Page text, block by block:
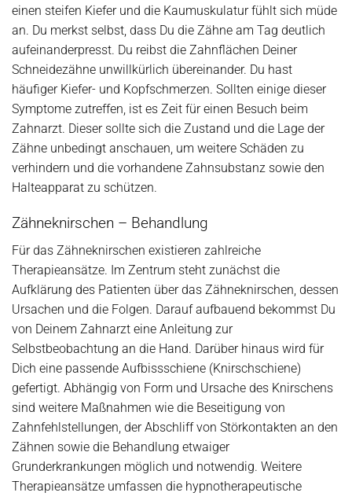
einen steifen Kiefer und die Kaumuskulatur fühlt sich müde
an. Du merkst selbst, dass Du die Zähne am Tag deutlich
aufeinanderpresst. Du reibst die Zahnflächen Deiner
Schneidezähne unwillkürlich übereinander. Du hast
häufiger Kiefer- und Kopfschmerzen. Sollten einige dieser
Symptome zutreffen, ist es Zeit für einen Besuch beim
Zahnarzt. Dieser sollte sich die Zustand und die Lage der
Zähne unbedingt anschauen, um weitere Schäden zu
verhindern und die vorhandene Zahnsubstanz sowie den
Halteapparat zu schützen.
Zähneknirschen – Behandlung
Für das Zähneknirschen existieren zahlreiche
Therapieansätze. Im Zentrum steht zunächst die
Aufklärung des Patienten über das Zähneknirschen, dessen
Ursachen und die Folgen. Darauf aufbauend bekommst Du
von Deinem Zahnarzt eine Anleitung zur
Selbstbeobachtung an die Hand. Darüber hinaus wird für
Dich eine passende Aufbissschiene (Knirschschiene)
gefertigt. Abhängig von Form und Ursache des Knirschens
sind weitere Maßnahmen wie die Beseitigung von
Zahnfehlstellungen, der Abschliff von Störkontakten an den
Zähnen sowie die Behandlung etwaiger
Grunderkrankungen möglich und notwendig. Weitere
Therapieansätze umfassen die hypnotherapeutische